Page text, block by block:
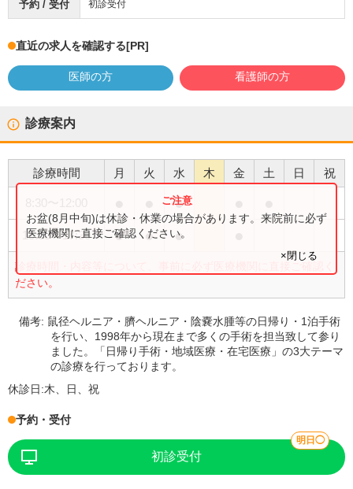
予約 / 受付 初診受付
直近の求人を確認する[PR]
医師の方 看護師の方
診療案内
診療時間 月 火 水 木 金 土 日 祝
●
15:00〜17:30 ● ● ●
診療時間・内容等について、事前に必ず医療機関に直接ご確認く
ださい。
お盆(8月中旬)は休診・休業の場合があります。来院前に必ず
医療機関に直接ご確認ください。
×閉じる
備考: 鼠径ヘルニア・臍ヘルニア・陰嚢水腫等の日帰り・1泊手術
を行い、1998年から現在まで多くの手術を担当致して参り
ました。「日帰り手術・地域医療・在宅医療」の3大テーマ
の診療を行っております。
休診日:木、日、祝
予約・受付
初診受付
明日◯